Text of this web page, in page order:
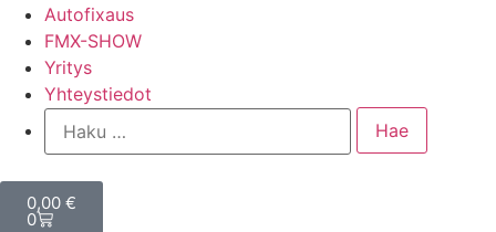
Autofixaus
FMX-SHOW
Yritys
Yhteystiedot
0,00 €
0